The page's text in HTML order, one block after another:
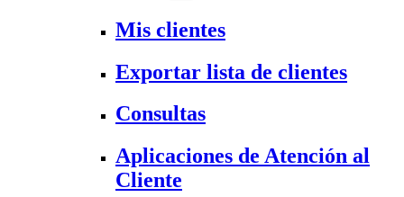
Mis clientes
Exportar lista de clientes
Consultas
Aplicaciones de Atención al
Cliente